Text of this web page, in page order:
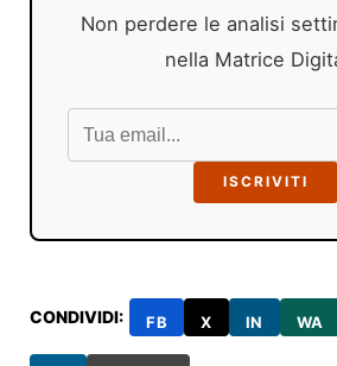
Non perdere le analisi
nella Matrice
ISCRIVITI
CONDIVIDI: FB X IN WA